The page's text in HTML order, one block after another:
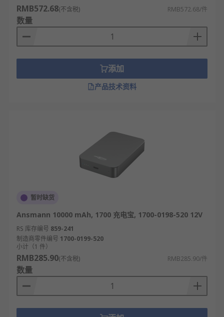
RMB572.68(不含税) RMB572.68/件
数量
添加
产品技术资料
暂时缺货
Ansmann 10000 mAh, 1700 充电宝, 1700-0198-520 12V
RS 库存编号 859-241
制造商零件编号 1700-0199-520
小计（1 件）
RMB285.90(不含税) RMB285.90/件
数量